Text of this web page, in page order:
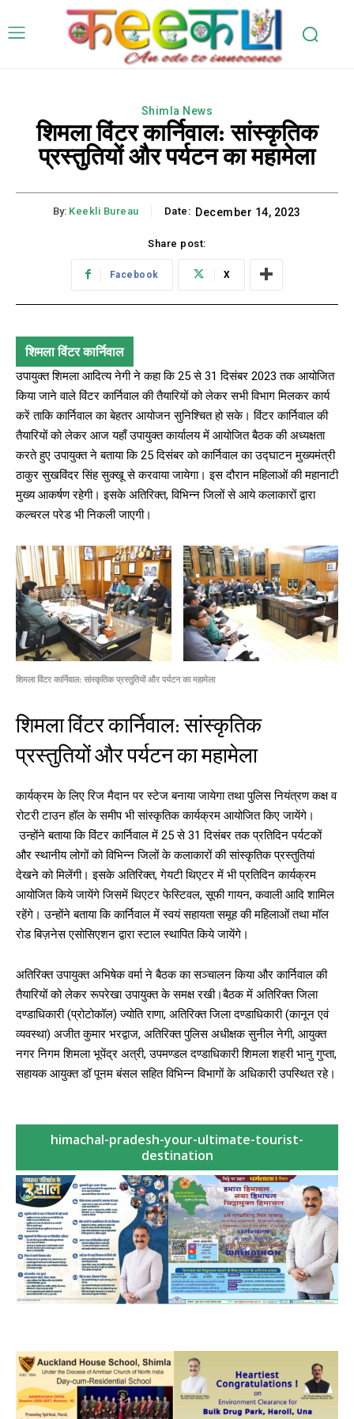
Shimla News
शिमला विंटर कार्निवाल: सांस्कृतिक
प्रस्तुतियों और पर्यटन का महामेला
By: Keekli Bureau Date: December 14, 2023
Share post:
Facebook X
शिमला विंटर कार्निवाल
उपायुक्त शिमला आदित्य नेगी ने कहा कि 25 से 31 दिसंबर 2023 तक आयोजित
किया जाने वाले विंटर कार्निवाल की तैयारियों को लेकर सभी विभाग मिलकर कार्य
करें ताकि कार्निवाल का बेहतर आयोजन सुनिश्चित हो सके। विंटर कार्निवाल की
तैयारियों को लेकर आज यहाँ उपायुक्त कार्यालय में आयोजित बैठक की अध्यक्षता
करते हुए उपायुक्त ने बताया कि 25 दिसंबर को कार्निवाल का उद्घाटन मुख्यमंत्री
ठाकुर सुखविंदर सिंह सुक्खू से करवाया जायेगा। इस दौरान महिलाओं की महानाटी
मुख्य आकर्षण रहेगी। इसके अतिरिक्त, विभिन्न जिलों से आये कलाकारों द्वारा
कल्चरल परेड भी निकली जाएगी।
शिमला विंटर कार्निवाल: सांस्कृतिक प्रस्तुतियों और पर्यटन का महामेला
शिमला विंटर कार्निवाल: सांस्कृतिक
प्रस्तुतियों और पर्यटन का महामेला
कार्यक्रम के लिए रिज मैदान पर स्टेज बनाया जायेगा तथा पुलिस नियंत्रण कक्ष व
रोटरी टाउन हॉल के समीप भी सांस्कृतिक कार्यक्रम आयोजित किए जायेंगे।
उन्होंने बताया कि विंटर कार्निवाल में 25 से 31 दिसंबर तक प्रतिदिन पर्यटकों
और स्थानीय लोगों को विभिन्न जिलों के कलाकारों की सांस्कृतिक प्रस्तुतियां
देखने को मिलेंगी। इसके अतिरिक्त, गेयटी थिएटर में भी प्रतिदिन कार्यक्रम
आयोजित किये जायेंगे जिसमें थिएटर फेस्टिवल, सूफी गायन, कवाली आदि शामिल
रहेंगे। उन्होंने बताया कि कार्निवाल में स्वयं सहायता समूह की महिलाओं तथा मॉल
रोड बिज़नेस एसोसिएशन द्वारा स्टाल स्थापित किये जायेंगे।
अतिरिक्त उपायुक्त अभिषेक वर्मा ने बैठक का सञ्चालन किया और कार्निवाल की
तैयारियों को लेकर रूपरेखा उपायुक्त के समक्ष रखी।बैठक में अतिरिक्त जिला
दण्डाधिकारी (प्रोटोकॉल) ज्योति राणा, अतिरिक्त जिला दण्डाधिकारी (कानून एवं
व्यवस्था) अजीत कुमार भरद्वाज, अतिरिक्त पुलिस अधीक्षक सुनील नेगी, आयुक्त
नगर निगम शिमला भूपेंद्र अत्री, उपमण्डल दण्डाधिकारी शिमला शहरी भानु गुप्ता,
सहायक आयुक्त डॉ पूनम बंसल सहित विभिन्न विभागों के अधिकारी उपस्थित रहे।
himachal-pradesh-your-ultimate-tourist-
destination